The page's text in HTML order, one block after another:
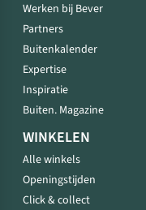
Werken bij Bever
Partners
Buitenkalender
Expertise
Inspiratie
Buiten. Magazine
WINKELEN
Alle winkels
Openingstijden
Click & collect